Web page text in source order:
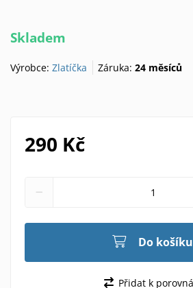
Skladem
Výrobce: Zlatíčka Záruka:24 měsíců
290 Kč
Do košíku
Přidat k